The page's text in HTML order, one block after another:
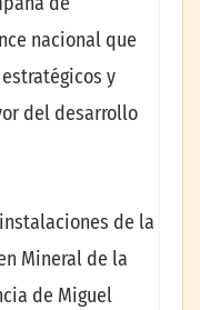
nacional que
y
del desarrollo
de la
Mineral de la
de Miguel